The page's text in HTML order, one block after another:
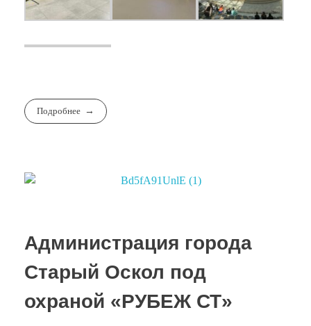
Подробнее
Администрация города
Старый Оскол под
охраной «РУБЕЖ СТ»